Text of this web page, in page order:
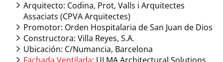
Arquitecto: Codina, Prot, Valls i Arquitectes
Assaciats (CPVA Arquitectes)
Promotor: Orden Hospitalaria de San Juan de Dios
Constructora: Villa Reyes, S.A.
Ubicación: C/Numancia, Barcelona